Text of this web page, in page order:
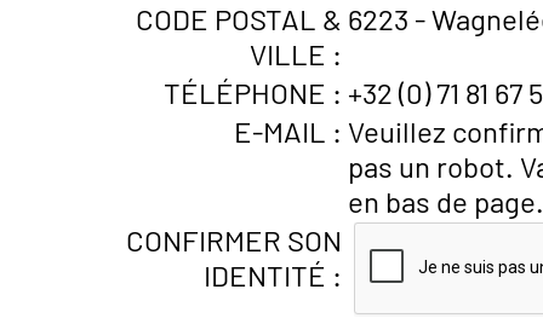
CODE POSTAL &
VILLE :
6223 -
TÉLÉPHONE : +32 (0) 71 81 67
E-MAIL : Veuillez
pas un robot.
en bas de page.
CONFIRMER SON
IDENTITÉ :